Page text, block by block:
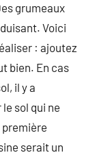
grumeaux
Voici
: ajoutez
bien. En cas
il y a
sol qui ne
serait un